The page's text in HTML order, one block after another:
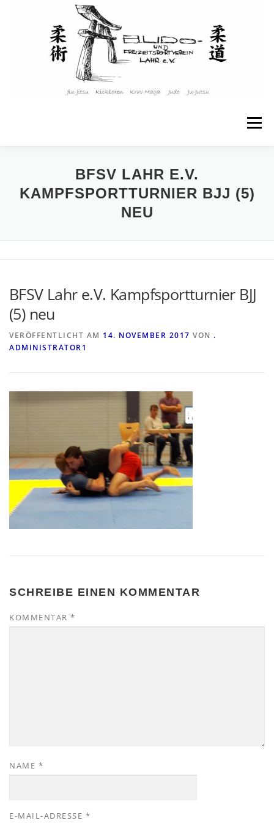
Menü
ÜBER UNS
KINDER & JUGENDLICHE
BFSV LAHR E.V.
KAMPFSPORTTURNIER BJJ (5)
NEU
BFSV Lahr e.V. Kampfsportturnier BJJ
(5) neu
VERÖFFENTLICHT AM 14. NOVEMBER 2017 VON .
ADMINISTRATOR1
SCHREIBE EINEN KOMMENTAR
KOMMENTAR *
NAME *
E-MAIL-ADRESSE *